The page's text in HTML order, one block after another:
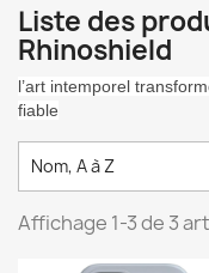
Liste des
Rhinoshield
l’art intemporel
fiable
Nom, A à Z
Affichage 1-3 de 3